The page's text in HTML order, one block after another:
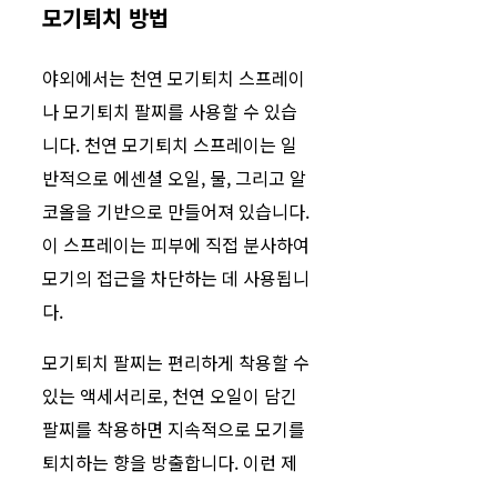
모기퇴치 방법
야외에서는 천연 모기퇴치 스프레이
나 모기퇴치 팔찌를 사용할 수 있습
니다. 천연 모기퇴치 스프레이는 일
반적으로 에센셜 오일, 물, 그리고 알
코올을 기반으로 만들어져 있습니다.
이 스프레이는 피부에 직접 분사하여
모기의 접근을 차단하는 데 사용됩니
다.
모기퇴치 팔찌는 편리하게 착용할 수
있는 액세서리로, 천연 오일이 담긴
팔찌를 착용하면 지속적으로 모기를
퇴치하는 향을 방출합니다. 이런 제